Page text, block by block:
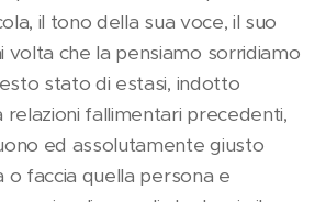
il tono della sua voce, il suo
volta che la pensiamo sorridiamo
stato di estasi, indotto
fallimentari precedenti,
ed assolutamente giusto
o faccia quella persona e